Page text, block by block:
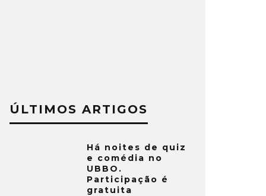
ÚLTIMOS ARTIGOS
Há noites de quiz
e comédia no
UBBO.
Participação é
gratuita